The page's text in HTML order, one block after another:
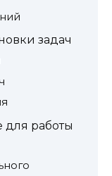
задач
работы